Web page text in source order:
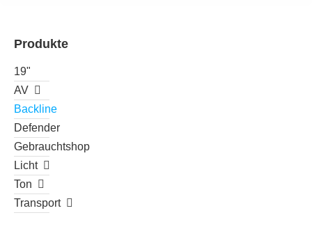
Produkte
19"
AV
Backline
Defender
Gebrauchtshop
Licht
Ton
Transport